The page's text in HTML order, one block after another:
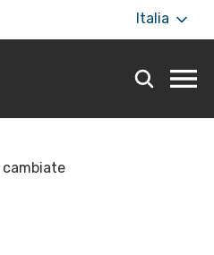
Italia